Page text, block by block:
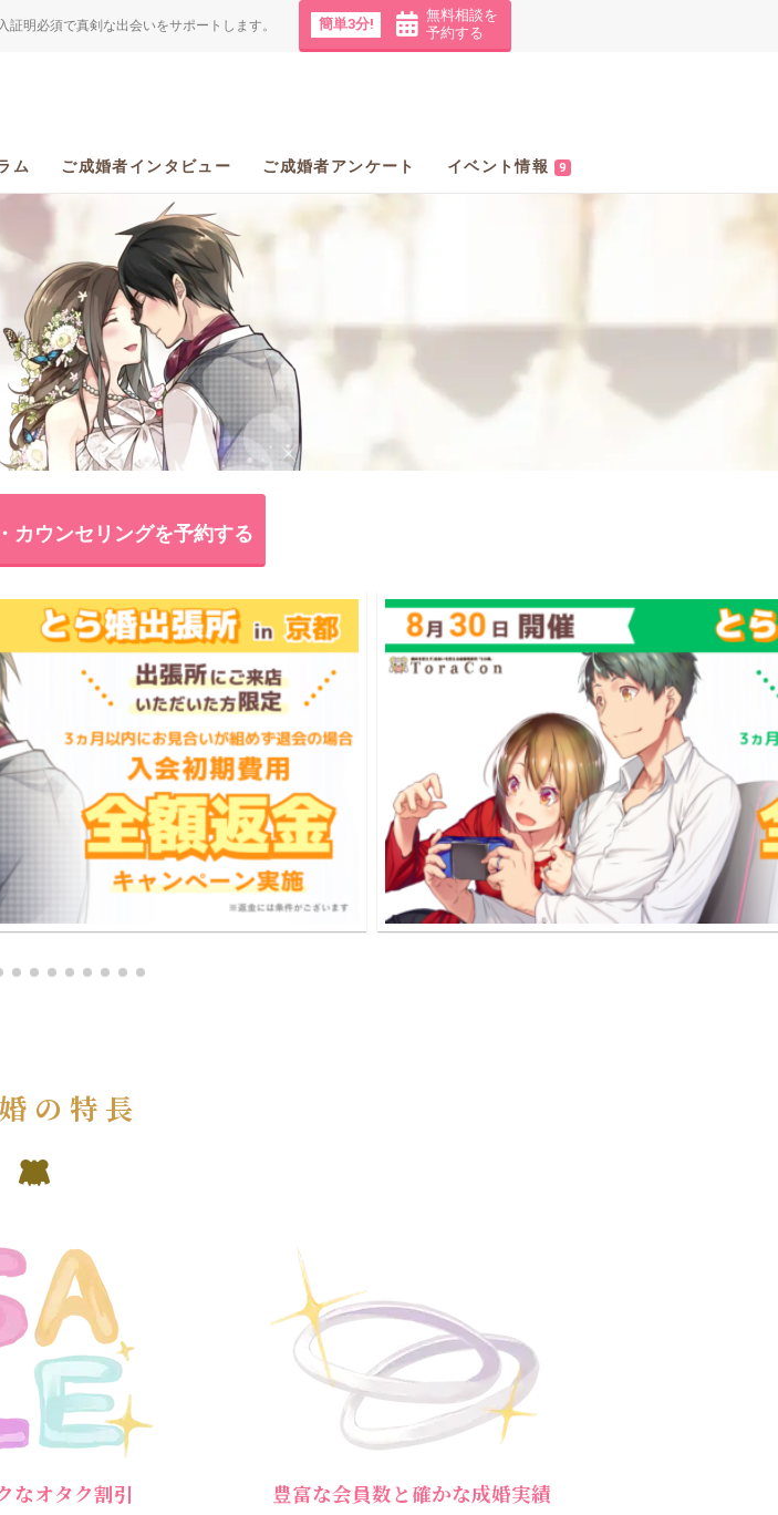
明必須で真剣な出会いをサポートします。 簡単3分!
無料相談を
予約する
ム ご成婚者インタビュー ご成婚者アンケート イベント情報 9
カウンセリングを予約する
の特長
なオタク割引 豊富な会員数と確かな成婚実績